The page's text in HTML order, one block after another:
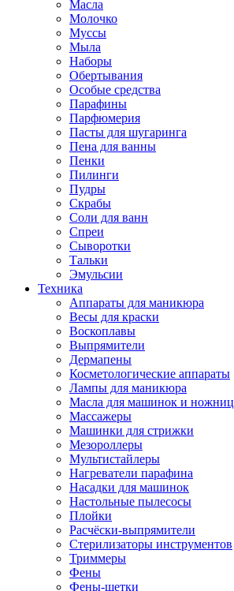
Масла
Молочко
Муссы
Мыла
Наборы
Обертывания
Особые средства
Парафины
Парфюмерия
Пасты для шугаринга
Пена для ванны
Пенки
Пилинги
Пудры
Скрабы
Соли для ванн
Спреи
Сыворотки
Тальки
Эмульсии
Техника
Аппараты для маникюра
Весы для краски
Воскоплавы
Выпрямители
Дермапены
Косметологические аппараты
Лампы для маникюра
Масла для машинок и ножниц
Массажеры
Машинки для стрижки
Мезороллеры
Мультистайлеры
Нагреватели парафина
Насадки для машинок
Настольные пылесосы
Плойки
Расчёски-выпрямители
Стерилизаторы инструментов
Триммеры
Фены
Фены-щетки